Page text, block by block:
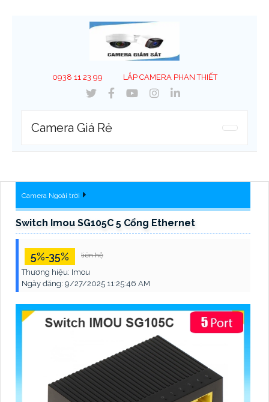
0938 11 23 99 LẮP CAMERA PHAN THIẾT
Camera Giá Rẻ
Camera Ngoài trời
Switch Imou SG105C 5 Cổng Ethernet
5%-35% liên hệ
Thương hiệu: Imou
Ngày đăng: 9/27/2025 11:25:46 AM